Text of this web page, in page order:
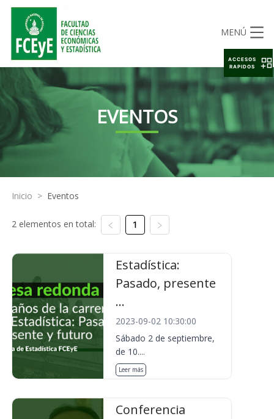
MENÚ
EVENTOS
Inicio > Eventos
2 elementos en total: 1
Estadística:
Pasado, presente
...
2023-09-02 10:30:00
Sábado 2 de septiembre,
de 10....
Leer más
Conferencia
ACCESOS
RAPIDOS